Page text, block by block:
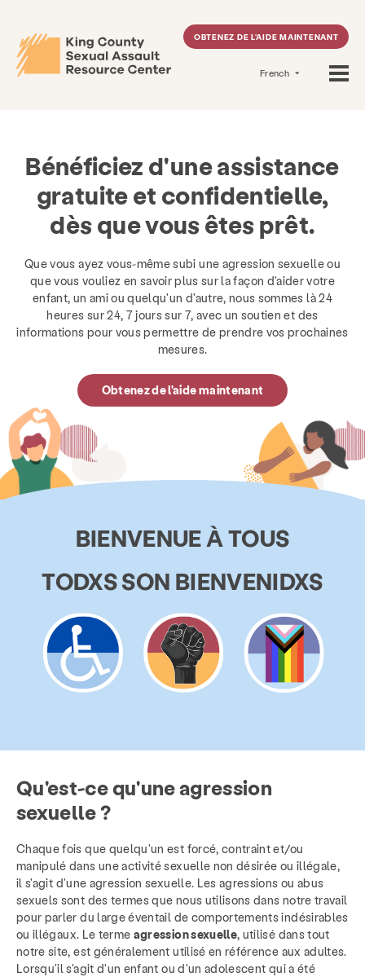
OBTENEZ DE L'AIDE MAINTENANT
French
Bénéficiez d'une assistance
gratuite et confidentielle,
dès que vous êtes prêt.
Que vous ayez vous-même subi une agression sexuelle ou
que vous vouliez en savoir plus sur la façon d'aider votre
enfant, un ami ou quelqu'un d'autre, nous sommes là 24
heures sur 24, 7 jours sur 7, avec un soutien et des
informations pour vous permettre de prendre vos prochaines
mesures.
Obtenez de l'aide maintenant
BIENVENUE À TOUS
TODXS SON BIENVENIDXS
Qu'est-ce qu'une agression
sexuelle ?
Chaque fois que quelqu'un est forcé, contraint et/ou
manipulé dans une activité sexuelle non désirée ou illégale,
il s'agit d'une agression sexuelle. Les agressions ou abus
sexuels sont des termes que nous utilisons dans notre travail
pour parler du large éventail de comportements indésirables
ou illégaux. Le terme agression sexuelle, utilisé dans tout
notre site, est généralement utilisé en référence aux adultes.
Lorsqu'il s'agit d'un enfant ou d'un adolescent qui a été